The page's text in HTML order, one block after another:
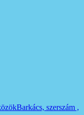
Barkács, szerszám ,